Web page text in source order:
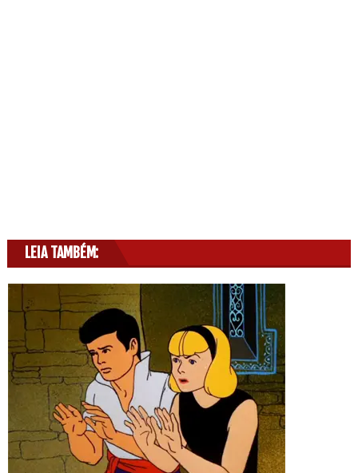
LEIA TAMBÉM: